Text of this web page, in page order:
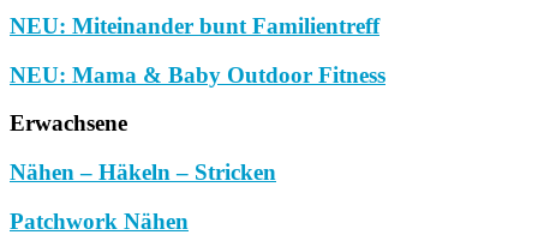
NEU: Miteinander bunt Familientreff
NEU: Mama & Baby Outdoor Fitness
Erwachsene
Nähen – Häkeln – Stricken
Patchwork Nähen